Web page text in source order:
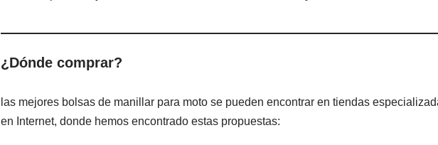
¿Dónde comprar?
las mejores bolsas de manillar para moto se pueden encontrar en tiendas
en Internet, donde hemos encontrado estas propuestas: